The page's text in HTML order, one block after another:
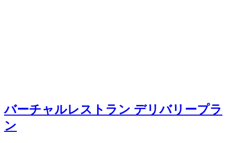
バーチャルレストラン デリバリープラ
ン